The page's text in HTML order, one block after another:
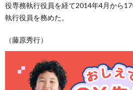
役専務執行役員を経て2014年4月から
執行役員を務めた。
（藤原秀行）